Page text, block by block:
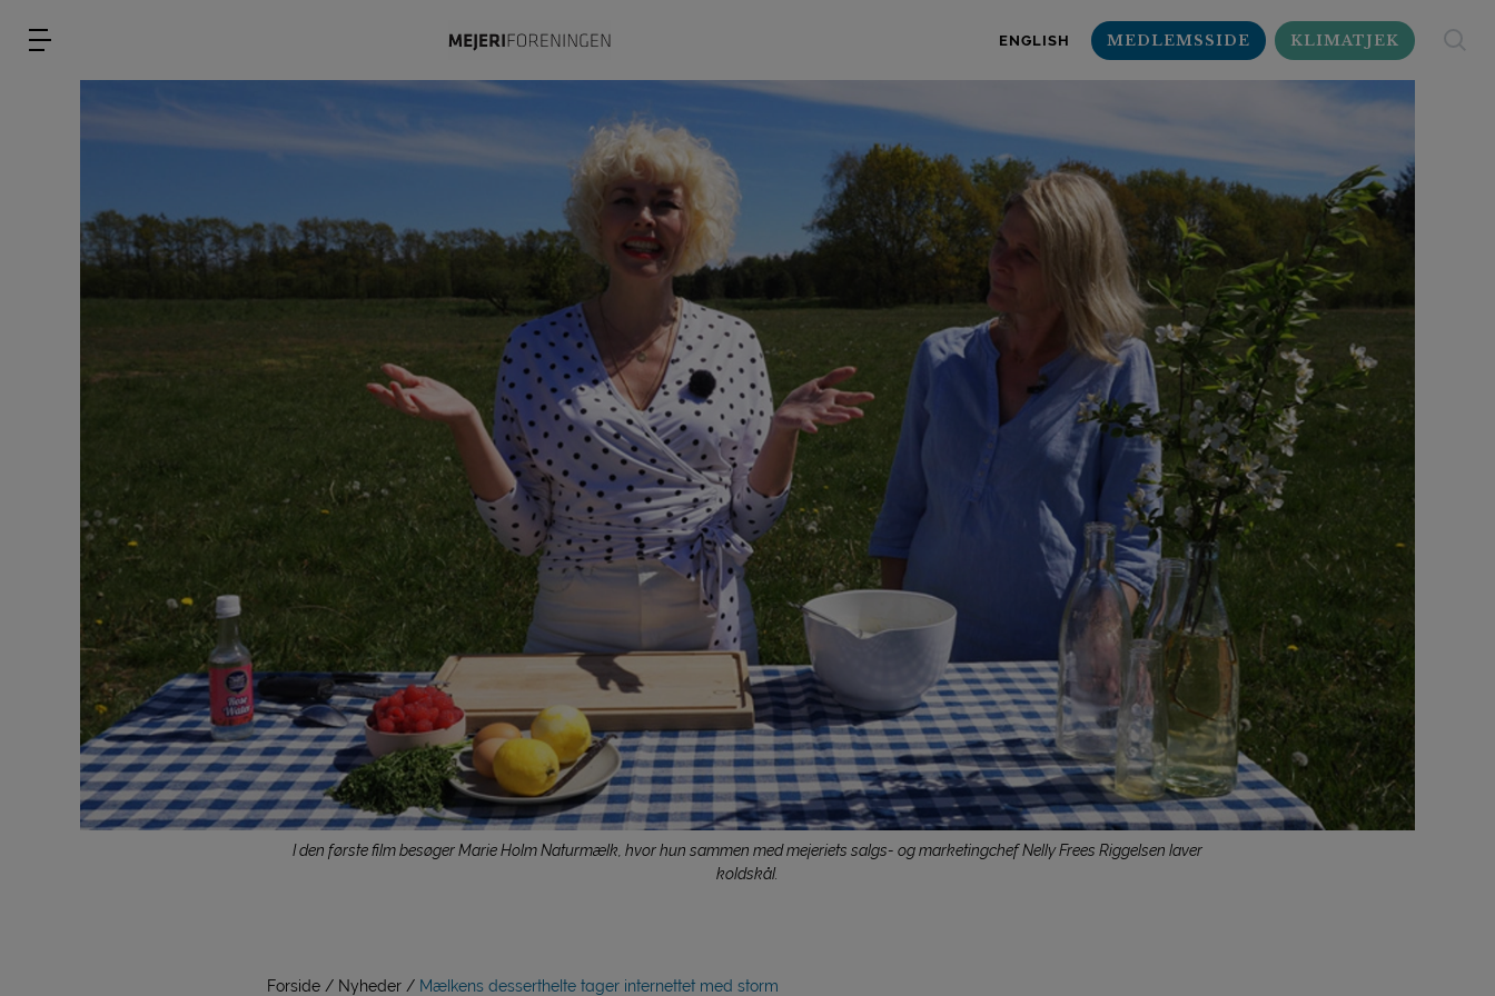
ENGLISH MEDLEMSSIDE KLIMATJEK
I den første film besøger Marie Holm Naturmælk, hvor hun sammen med mejeriets salgs- og marketingchef Nelly Frees Riggelsen laver
koldskål.
Forside Nyheder Mælkens desserthelte tager internettet med storm